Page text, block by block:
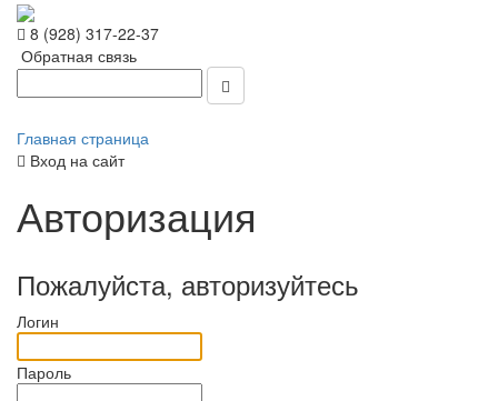
8 (928) 317-22-37
Обратная связь
Главная страница
Вход на сайт
Авторизация
Пожалуйста, авторизуйтесь
Логин
Пароль